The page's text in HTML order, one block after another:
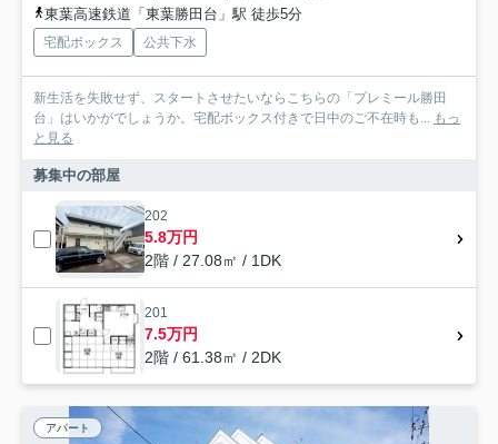
東葉高速鉄道「東葉勝田台」駅 徒歩5分
宅配ボックス 公共下水
新生活を失敗せず、スタートさせたいならこちらの「プレミール勝田
台」はいかがでしょうか。宅配ボックス付きで日中のご不在時も... もっ
と見る
募集中の部屋
202
5.8万円
2階 / 27.08㎡ / 1DK
201
7.5万円
2階 / 61.38㎡ / 2DK
アパート